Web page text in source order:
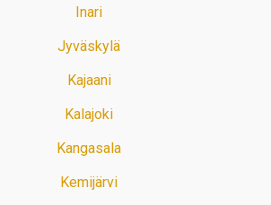
Inari
Jyväskylä
Kajaani
Kalajoki
Kangasala
Kemijärvi